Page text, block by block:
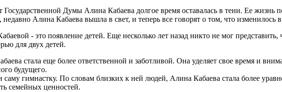
Государственной Думы Алина Кабаева долгое время оставалась в тени. Ее жизнь
Алина Кабаева вышла в свет, и теперь все говорят о том, что изменилось
- это появление детей. Еще несколько лет назад никто не мог
для двух детей.
стала еще более ответственной и заботливой. Она уделяет свое время и
будущего.
гимнастку. По словам близких к ней людей, Алина Кабаева стала более
семейных ценностей.